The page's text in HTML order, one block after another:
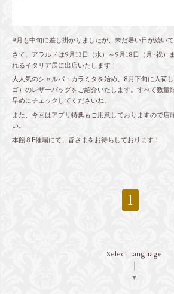
9月も中旬に差し掛かりましたが、未だ暑い日が続いて
さて、アラルドは9月13日（水）～9月18日（月･祝）
れるイタリア展に出店いたします！
大人気のシャルパ・カラミタを始め、8月下旬に入荷
ゴ）のレザーバッグをご紹介いたします。すべて数量
早めにチェックしてくださいね。
また、今回はアプリ特典もご用意しておりますので店
い。
本館８F催場にて、皆さまをお待ちしております！
1
Select Language
▼